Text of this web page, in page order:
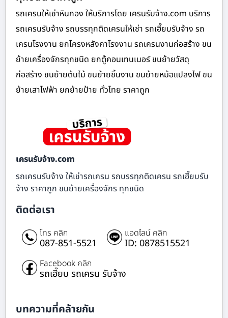
รถเครนให้เช่าหินกอง ให้บริการโดย เครนรับจ้าง.com บริการ
รถเครนรับจ้าง รถบรรทุกติดเครนให้เช่า รถเฮี๊ยบรับจ้าง รถ
เครนโรงงาน ยกโครงหลังคาโรงงาน รถเครนงานก่อสร้าง ขน
ย้ายเครื่องจักรทุกชนิด ยกตู้คอนเทนเนอร์ ขนย้ายวัสดุ
ก่อสร้าง ขนย้ายต้นไม้ ขนย้ายชิ้นงาน ขนย้ายหม้อแปลงไฟ ขน
ย้ายเสาไฟฟ้า ยกย้ายป้าย ทั่วไทย ราคาถูก
เครนรับจ้าง.com
รถเครนรับจ้าง ให้เช่ารถเครน รถบรรทุกติดเครน รถเฮี๊ยบรับ
จ้าง ราคาถูก ขนย้ายเครื่องจักร ทุกชนิด
ติดต่อเรา
โทร คลิก
087-851-5521
แอดไลน์ คลิก
ID: 0878515521
Facebook คลิก
รถเฮี๊ยบ รถเครน รับจ้าง
บทความที่คล้ายกัน